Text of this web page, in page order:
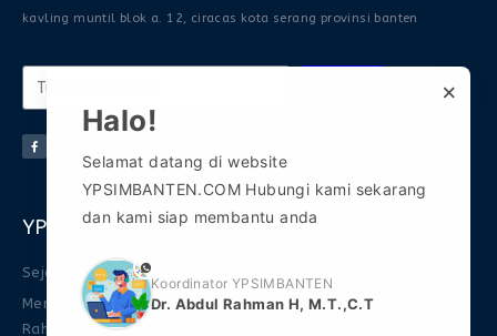
kavling muntil blok a. 12, ciracas kota serang provinsi banten
YPSIM Banten
Sejarah
Mengenal Abdul
Rahman
Informasi
Download Ebook
Gabung Grup WA 2
×
Halo!
Selamat datang di website
YPSIMBANTEN.COM Hubungi kami sekarang
dan kami siap membantu anda
phone
Koordinator YPSIMBANTEN
Dr. Abdul Rahman H, M.T.,C.T